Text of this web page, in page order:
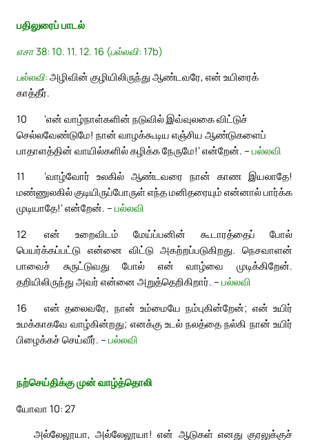
பதிலுரைப் பாடல்
எசா 38: 10. 11. 12. 16 (பல்லவி: 17b)
பல்லவி: அழிவின் குழியிலிருந்து ஆண்டவரே, என் உயிரைக்
காத்தீர்.
10
‘என் வாழ்நாள்களின் நடுவில் இவ்வுலகை விட்டுச்
செல்லவேண்டுமே! நான் வாழக்கூடிய எஞ்சிய ஆண்டுகளைப்
பாதாளத்தின் வாயில்களில் கழிக்க நேருமே!’ என்றேன். – பல்லவி
11
‘வாழ்வோர் உலகில் ஆண்டவரை நான் காண இயலாதே!
மண்ணுலகில் குடியிருப்போருள் எந்த மனிதரையும் என்னால் பார்க்க
முடியாதே!’ என்றேன். – பல்லவி
12
என் உறைவிடம் மேய்ப்பனின் கூடாரத்தைப் போல்
பெயர்க்கப்பட்டு என்னை விட்டு அகற்றப்படுகிறது. நெசவாளன்
பாவைச் சுருட்டுவது போல் என் வாழ்வை முடிக்கிறேன்.
தறியிலிருந்து அவர் என்னை அறுத்தெறிகிறார். – பல்லவி
16
என் தலைவரே, நான் உம்மையே நம்புகின்றேன்; என் உயிர்
உமக்காகவே வாழ்கின்றது; எனக்கு உடல் நலத்தை நல்கி நான் உயிர்
பிழைக்கச் செய்வீர். – பல்லவி
நற்செய்திக்கு முன் வாழ்த்தொலி
யோவா 10: 27
அல்லேலூயா, அல்லேலூயா! என் ஆடுகள் எனது குரலுக்குச்